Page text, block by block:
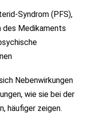
Syndrom (PFS),
des Medikaments
Nebenwirkungen
wie sie bei der
häufiger zeigen.